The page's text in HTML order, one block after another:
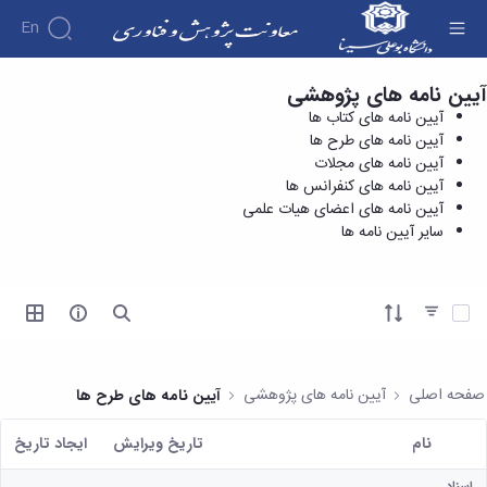
En
درباره
معاونت
درباره
معرفی
معاون
اهداف
و
قبلی
امور
پژوهشی
رئیس
کتابخانه
پژوهش
پژوهش
هفته
پژوهش
و
ها
های
تحقیقاتی
فناوری و
کارآفرینی
مدیریت
کارگروه‌ها
مدیریت‌ها
امور
پژوهشی
و
مرکز
اسناد
دفتر
کاربرگ
فرم
ها
آیین
های
آیین نامه های کنفرانس ها - معاونت پژوهش و
فناوری
آیین نامه های پژوهشی
آیین نامه های کتاب ها
آیین نامه های طرح ها
آیین نامه های مجلات
آیین نامه های کنفرانس ها
آیین نامه های اعضای هیات علمی
سایر آیین نامه ها
آیتم ها را انتخاب کنید
صفحه اصلی آیین نامه های پژوهشی آیین نامه های طرح ها
کاربر انتخاب شده
نام تاریخ ویرایش ايجاد تاريخ